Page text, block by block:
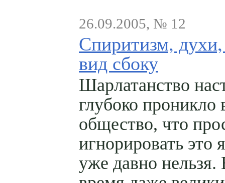
26.09.2005, № 12
Спиритизм,
вид сбоку
Шарлатанство
глубоко проникло
общество, что
игнорировать это
уже давно нельзя.